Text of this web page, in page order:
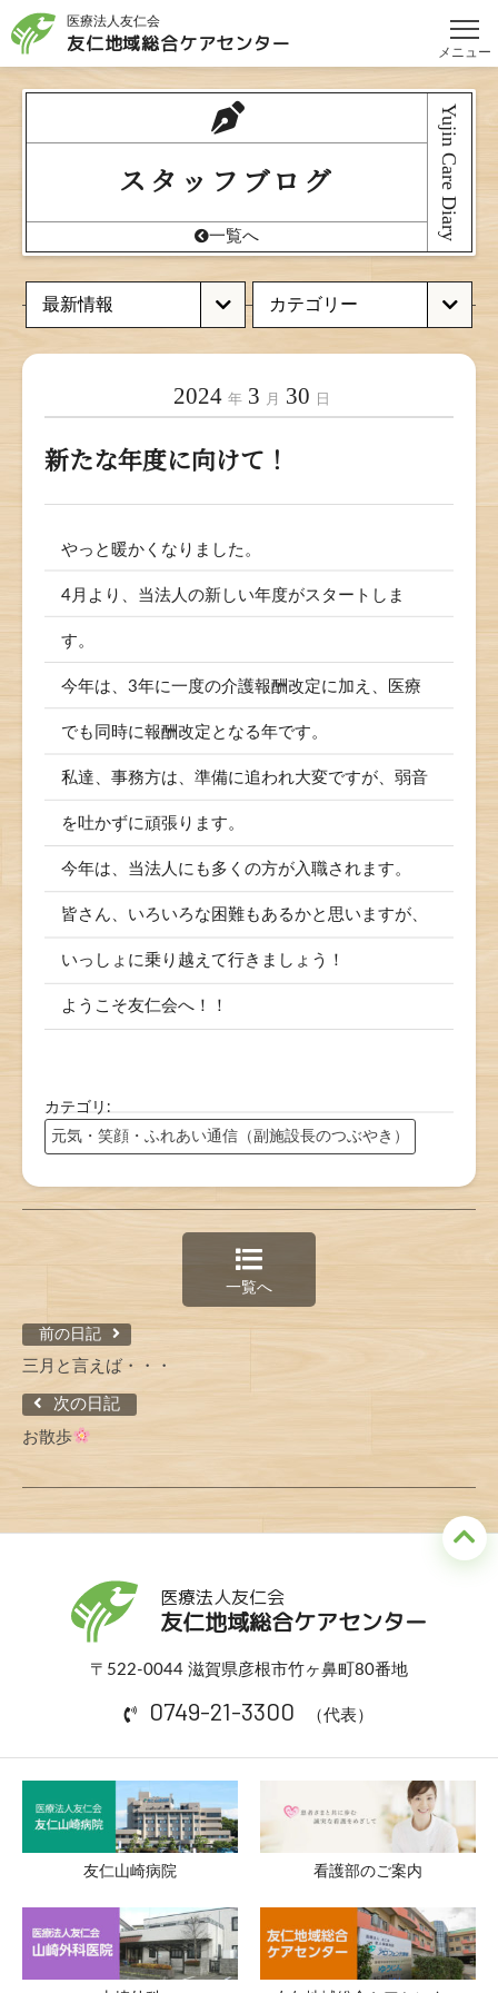
メニュー
医療法人友仁会
友仁地域総合ケアセンター
スタッフブログ Yujin Care Diary
一覧へ
2024 年 3 月 30 日
新たな年度に向けて！
やっと暖かくなりました。
4月より、当法人の新しい年度がスタートしま
す。
今年は、3年に一度の介護報酬改定に加え、医療
でも同時に報酬改定となる年です。
私達、事務方は、準備に追われ大変ですが、弱音
を吐かずに頑張ります。
今年は、当法人にも多くの方が入職されます。
皆さん、いろいろな困難もあるかと思いますが、
いっしょに乗り越えて行きましょう！
ようこそ友仁会へ！！
カテゴリ:
元気・笑顔・ふれあい通信（副施設長のつぶやき）
一覧へ
次の日記
お散歩
前の日記
三月と言えば・・・
医療法人友仁会
友仁地域総合ケアセンター
〒522-0044 滋賀県彦根市竹ヶ鼻町80番地
0749-21-3300 （代表）
友仁山崎病院 看護部のご案内